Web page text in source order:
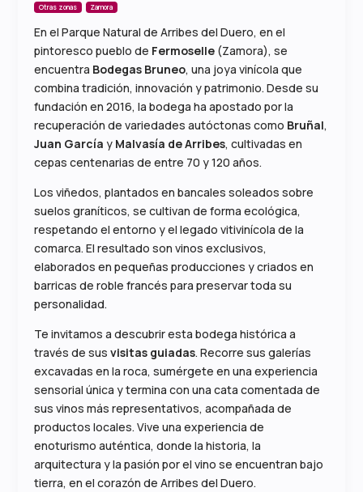
Otras zonas Zamora
En el Parque Natural de Arribes del Duero, en el
pintoresco pueblo de Fermoselle (Zamora), se
encuentra Bodegas Bruneo, una joya vinícola que
combina tradición, innovación y patrimonio. Desde su
fundación en 2016, la bodega ha apostado por la
recuperación de variedades autóctonas como Bruñal,
Juan García y Malvasía de Arribes, cultivadas en
cepas centenarias de entre 70 y 120 años.
Los viñedos, plantados en bancales soleados sobre
suelos graníticos, se cultivan de forma ecológica,
respetando el entorno y el legado vitivinícola de la
comarca. El resultado son vinos exclusivos,
elaborados en pequeñas producciones y criados en
barricas de roble francés para preservar toda su
personalidad.
Te invitamos a descubrir esta bodega histórica a
través de susvisitas guiadas. Recorre sus galerías
excavadas en la roca, sumérgete en una experiencia
sensorial única y termina con una cata comentada de
sus vinos más representativos, acompañada de
productos locales. Vive una experiencia de
enoturismo auténtica, donde la historia, la
arquitectura y la pasión por el vino se encuentran bajo
tierra, en el corazón de Arribes del Duero.